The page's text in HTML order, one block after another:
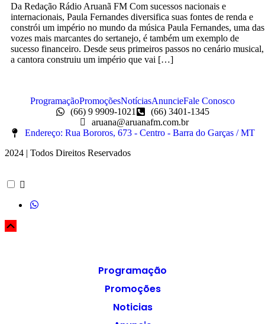
Da Redação Rádio Aruanã FM Com sucessos nacionais e
internacionais, Paula Fernandes diversifica suas fontes de renda e
constrói um império no mundo da música Paula Fernandes, uma das
vozes mais marcantes do sertanejo, é também um exemplo de
sucesso financeiro. Desde seus primeiros passos no cenário musical,
a cantora construiu um império que vai […]
ProgramaçãoPromoçõesNotíciasAnuncieFale Conosco
(66) 9 9909-1021
(66) 3401-1345
aruana@aruanafm.com.br
Endereço: Rua Bororos, 673 - Centro - Barra do Garças / MT
2024 | Todos Direitos Reservados
Programação
Promoções
Noticias